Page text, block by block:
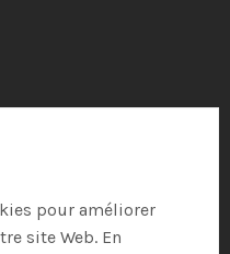
pour améliorer
site Web. En